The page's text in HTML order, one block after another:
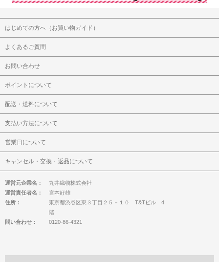
はじめての方へ（お買い物ガイド）
よくあるご質問
お問い合わせ
ポイントについて
配送・送料について
支払い方法について
営業日について
キャンセル・交換・返品について
運営元企業名：
丸井織物株式会社
運営責任者名：
宮本好雄
住所：
東京都渋谷区東３丁目２５－１０ T&Tビル 4
階
問い合わせ：
0120-86-4321